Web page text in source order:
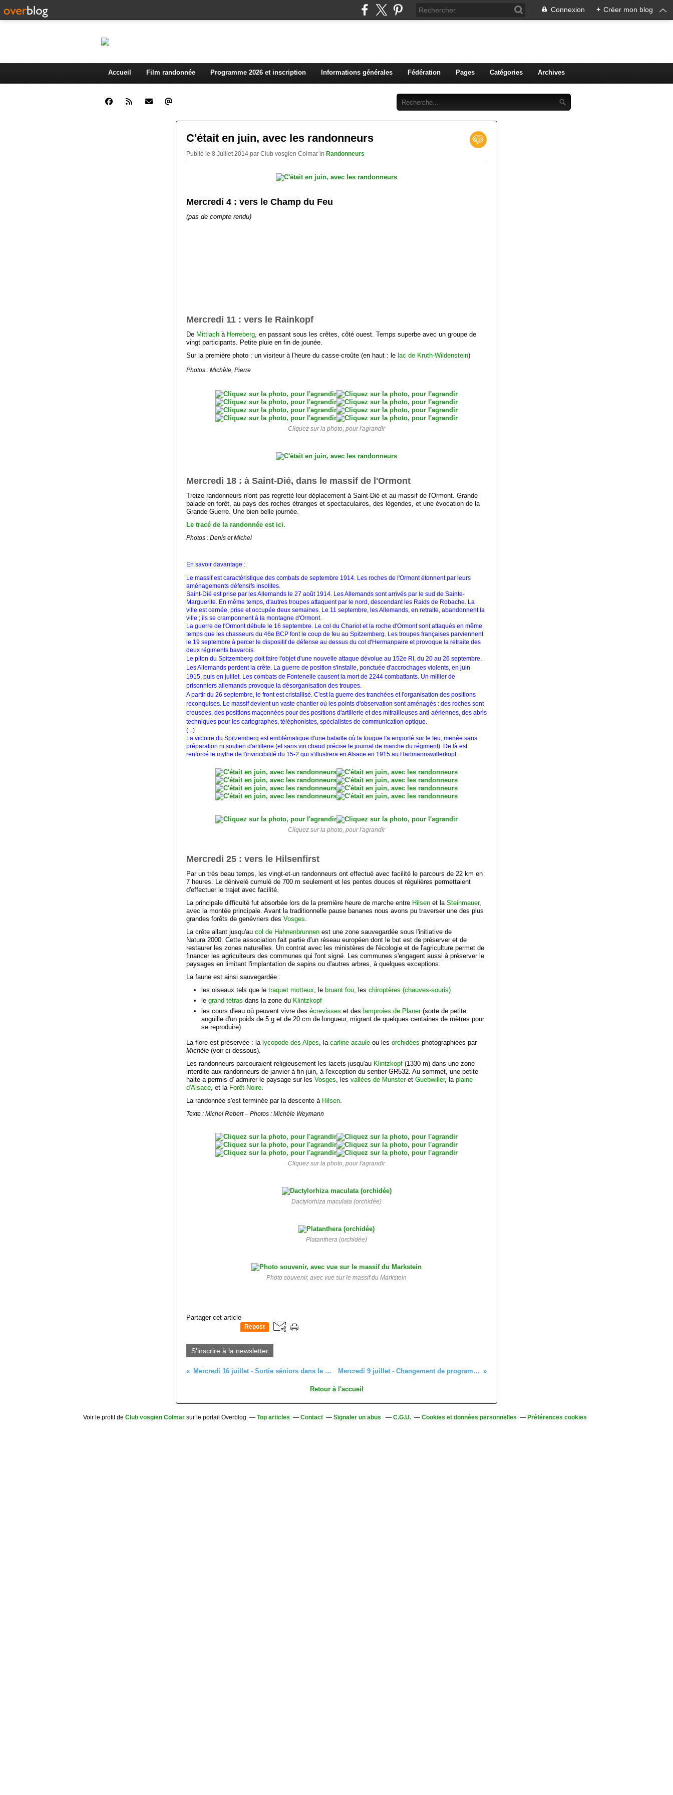
Connexion + Créer mon blog
Accueil Film randonnée Programme 2026 et inscription Informations générales Fédération Pages Catégories Archives
C'était en juin, avec les randonneurs
Publié le 8 Juillet 2014 par Club vosgien Colmar in Randonneurs
Mercredi 4 : vers le Champ du Feu
(pas de compte rendu)
Mercredi 11 : vers le Rainkopf
De Mittlach à Herreberg, en passant sous les crêtes, côté ouest. Temps superbe avec un groupe de
vingt participants. Petite pluie en fin de jounée.
Sur la première photo : un visiteur à l'heure du casse-croûte (en haut : le lac de Kruth-Wildenstein)
Photos : Michèle, Pierre
Cliquez sur la photo, pour l'agrandir
Mercredi 18 : à Saint-Dié, dans le massif de l'Ormont
Treize randonneurs n'ont pas regretté leur déplacement à Saint-Dié et au massif de l'Ormont. Grande
balade en forêt, au pays des roches étranges et spectaculaires, des légendes, et une évocation de la
Grande Guerre. Une bien belle journée.
Le tracé de la randonnée est ici.
Photos : Denis et Michel
En savoir davantage :
Le massif est caractéristique des combats de septembre 1914. Les roches de l'Ormont étonnent par leurs
aménagements défensifs insolites.
Saint-Dié est prise par les Allemands le 27 août 1914. Les Allemands sont arrivés par le sud de Sainte-
Marguerite. En même temps, d'autres troupes attaquent par le nord, descendant les Raids de Robache. La
ville est cernée, prise et occupée deux semaines. Le 11 septembre, les Allemands, en retraite, abandonnent la
ville ; ils se cramponnent à la montagne d'Ormont.
La guerre de l'Ormont débute le 16 septembre. Le col du Chariot et la roche d'Ormont sont attaqués en même
temps que les chasseurs du 46e BCP font le coup de feu au Spitzemberg. Les troupes françaises parviennent
le 19 septembre à percer le dispositif de défense au dessus du col d'Hermanpaire et provoque la retraite des
deux régiments bavarois.
Le piton du Spitzemberg doit faire l'objet d'une nouvelle attaque dévolue au 152e RI, du 20 au 26 septembre.
Les Allemands perdent la crête. La guerre de position s'installe, ponctuée d'accrochages violents, en juin
1915, puis en juillet. Les combats de Fontenelle causent la mort de 2244 combattants. Un millier de
prisonniers allemands provoque la désorganisation des troupes.
A partir du 26 septembre, le front est cristallisé. C'est la guerre des tranchées et l'organisation des positions
reconquises. Le massif devient un vaste chantier où les points d'observation sont aménagés : des roches sont
creusées, des positions maçonnées pour des positions d'artillerie et des mitrailleuses anti-aériennes, des abris
techniques pour les cartographes, téléphonistes, spécialistes de communication optique.
(...)
La victoire du Spitzemberg est emblématique d'une bataille où la fougue l'a emporté sur le feu, menée sans
préparation ni soutien d'artillerie (et sans vin chaud précise le journal de marche du régiment). De là est
renforcé le mythe de l'invincibilité du 15-2 qui s'illustrera en Alsace en 1915 au Hartmannswillerkopf.
Cliquez sur la photo, pour l'agrandir
Mercredi 25 : vers le Hilsenfirst
Par un très beau temps, les vingt-et-un randonneurs ont effectué avec facilité le parcours de 22 km en
7 heures. Le dénivelé cumulé de 700 m seulement et les pentes douces et régulières permettaient
d'effectuer le trajet avec facilité.
La principale difficulté fut absorbée lors de la première heure de marche entre Hilsen et la Steinmauer,
avec la montée principale. Avant la traditionnelle pause bananes nous avons pu traverser une des plus
grandes forêts de genévriers des Vosges.
La crête allant jusqu'au col de Hahnenbrunnen est une zone sauvegardée sous l'initiative de
Natura 2000. Cette association fait partie d'un réseau européen dont le but est de préserver et de
restaurer les zones naturelles. Un contrat avec les ministères de l'écologie et de l'agriculture permet de
financer les agriculteurs des communes qui l'ont signé. Les communes s'engagent aussi à préserver le
paysages en limitant l'implantation de sapins ou d'autres arbres, à quelques exceptions.
La faune est ainsi sauvegardée :
les oiseaux tels que le traquet motteux, le bruant fou, les chiroptères (chauves-souris)
le grand tétras dans la zone du Klintzkopf
les cours d'eau où peuvent vivre des écrevisses et des lamproies de Planer(sorte de petite
anguille d'un poids de 5 g et de 20 cm de longueur, migrant de quelques centaines de mètres pour
se reproduire)
La flore est préservée : la lycopode des Alpes, la carline acaule ou les orchidées photographiées par
Michèle (voir ci-dessous).
Les randonneurs parcouraient religieusement les lacets jusqu'au Klintzkopf (1330 m) dans une zone
interdite aux randonneurs de janvier à fin juin, à l'exception du sentier GR532. Au sommet, une petite
halte a permis d' admirer le paysage sur les Vosges, les vallées de Munster et Guebwiller, la plaine
d'Alsace, et la Forêt-Noire.
La randonnée s'est terminée par la descente à Hilsen.
Texte : Michel Rebert – Photos : Michèle Weymann
Cliquez sur la photo, pour l'agrandir
Dactylorhiza maculata (orchidée)
Platanthera (orchidée)
Photo souvenir, avec vue sur le massif du Markstein
Partager cet article
Repost
S'inscrire à la newsletter
Mercredi 16 juillet - Sortie séniors dans le massif du Petit-Ballon Mercredi 9 juillet - Changement de programme : ce sera le Staufen
Retour à l'accueil
Voir le profil de Club vosgien Colmar sur le portail Overblog Top articles Contact Signaler un abus C.G.U. Cookies et données personnelles Préférences cookies